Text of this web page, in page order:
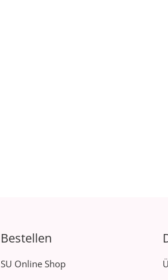
Bestellen
SU Online Shop